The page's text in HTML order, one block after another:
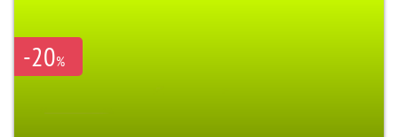
-20%